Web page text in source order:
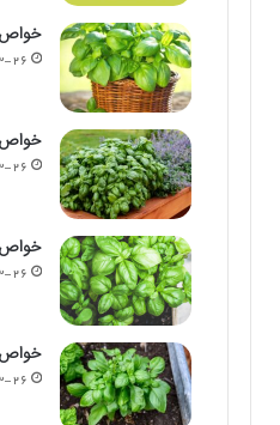
خواص
خواص
خواص
خواص